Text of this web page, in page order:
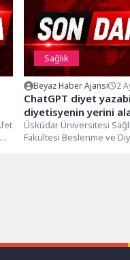
Sağlık
Beyaz Haber Ajansı 2
ChatGPT diyet
diyetisyenin yerini
Üsküdar Üniversitesi
Fakültesi Beslenme ve